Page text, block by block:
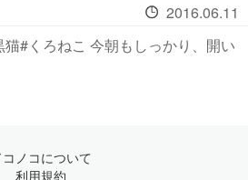
2016.06.11
#くろねこ 今朝もしっかり、開い
コノコについて
利用規約